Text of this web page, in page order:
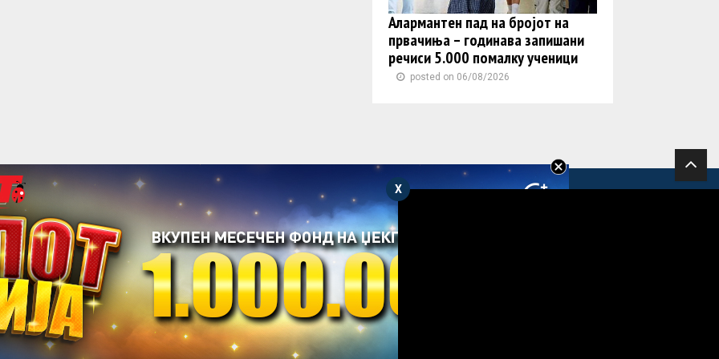
Алармантен пад на бројот на
првачиња – годинава запишани
речиси 5.000 помалку ученици
posted on 06/08/2026
Twitter Instagram Youtube
Импресум Контакт Маркетинг Услови за користење
@2019 - A1on. Сите права задржани.
X